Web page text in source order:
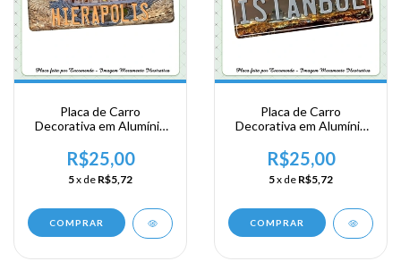
Placa de Carro
Decorativa em Alumínio
Viagem a Hierapolis
naTurquia
R$25,00
5x de R$5,72
COMPRAR
Placa de Carro
Decorativa em Alumínio
Viagem a Istanbul
naTurquia
R$25,00
5x de R$5,72
COMPRAR